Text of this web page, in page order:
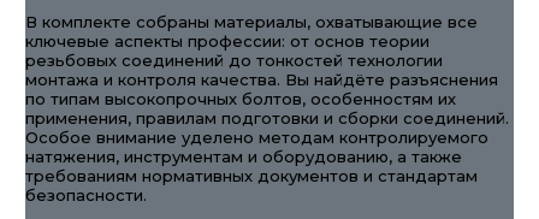
В комплекте собраны материалы, охватывающие все
ключевые аспекты профессии: от основ теории
резьбовых соединений до тонкостей технологии
монтажа и контроля качества. Вы найдёте разъяснения
по типам высокопрочных болтов, особенностям их
применения, правилам подготовки и сборки соединений.
Особое внимание уделено методам контролируемого
натяжения, инструментам и оборудованию, а также
требованиям нормативных документов и стандартам
безопасности.